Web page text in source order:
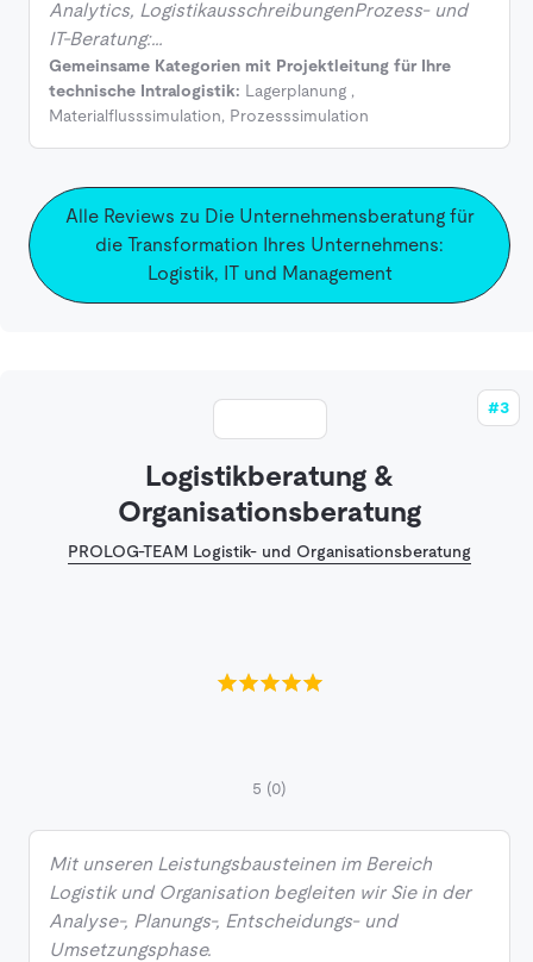
Analytics, LogistikausschreibungenProzess- und
IT-Beratung:…
Gemeinsame Kategorien mit Projektleitung für Ihre
technische Intralogistik: Lagerplanung ,
Materialflusssimulation, Prozesssimulation
Alle Reviews zu Die Unternehmensberatung für
die Transformation Ihres Unternehmens:
Logistik, IT und Management
#3
Logistikberatung &
Organisationsberatung
PROLOG-TEAM Logistik- und Organisationsberatung
5 (0)
Mit unseren Leistungsbausteinen im Bereich
Logistik und Organisation begleiten wir Sie in der
Analyse-, Planungs-, Entscheidungs- und
Umsetzungsphase.